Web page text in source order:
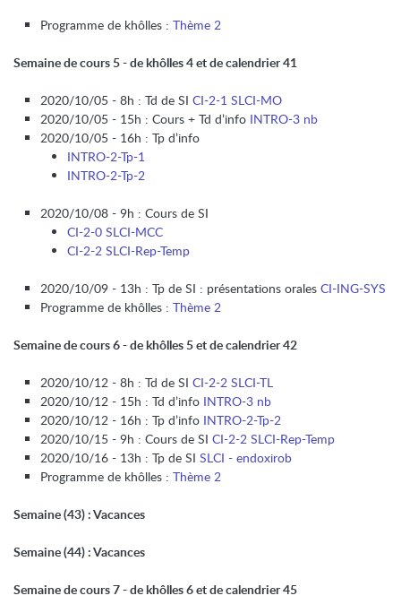
Programme de khôlles : Thème 2
Semaine de cours 5 - de khôlles 4 et de calendrier 41
2020/10/05 - 8h : Td de SI CI-2-1 SLCI-MO
2020/10/05 - 15h : Cours + Td d’info INTRO-3 nb
2020/10/05 - 16h : Tp d’info
INTRO-2-Tp-1
INTRO-2-Tp-2
2020/10/08 - 9h : Cours de SI
CI-2-0 SLCI-MCC
CI-2-2 SLCI-Rep-Temp
2020/10/09 - 13h : Tp de SI : présentations orales CI-ING-SYS
Programme de khôlles : Thème 2
Semaine de cours 6 - de khôlles 5 et de calendrier 42
2020/10/12 - 8h : Td de SI CI-2-2 SLCI-TL
2020/10/12 - 15h : Td d’info INTRO-3 nb
2020/10/12 - 16h : Tp d’info INTRO-2-Tp-2
2020/10/15 - 9h : Cours de SI CI-2-2 SLCI-Rep-Temp
2020/10/16 - 13h : Tp de SI SLCI - endoxirob
Programme de khôlles : Thème 2
Semaine (43) : Vacances
Semaine (44) : Vacances
Semaine de cours 7 - de khôlles 6 et de calendrier 45